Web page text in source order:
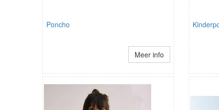
Poncho
Meer info